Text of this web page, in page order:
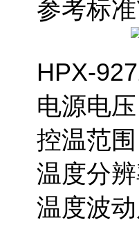
参考标
HPX-
电源电
控温范
温度分
温度波